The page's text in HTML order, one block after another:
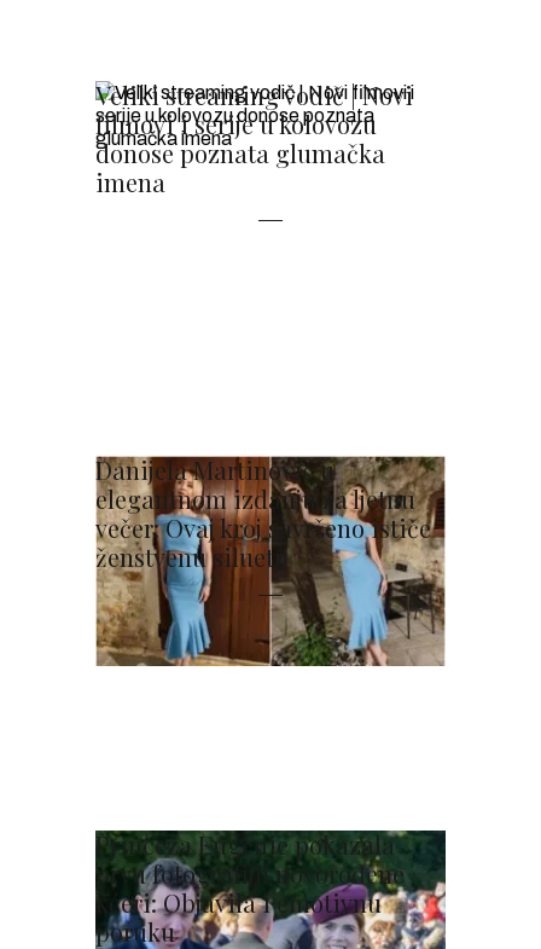
Veliki streaming vodič | Novi
filmovi i serije u kolovozu
donose poznata glumačka
imena
Danijela Martinović u
elegantnom izdanju za ljetnu
večer: Ovaj kroj savršeno ističe
ženstvenu siluetu
Princeza Eugenie pokazala
prvu fotografiju novorođene
kćeri: Objavila i emotivnu
poruku